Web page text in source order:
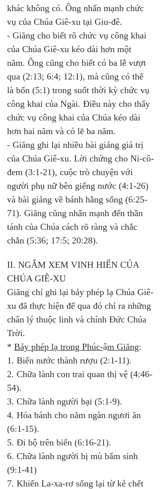
khác không có. Ông nhấn mạnh chức
vụ của Chúa Giê-xu tại Giu-đê.
- Giăng cho biết rõ chức vụ công khai
của Chúa Giê-xu kéo dài hơn một
năm. Ông cũng cho biết có ba lễ vượt
qua (2:13; 6:4; 12:1), mà cũng có thể
là bốn (5:1) trong suốt thời kỳ chức vụ
công khai của Ngài. Điều này cho thấy
chức vụ công khai của Chúa kéo dài
hơn hai năm và có lẽ ba năm.
- Giăng ghi lại nhiều bài giảng giá trị
của Chúa Giê-xu. Lời chứng cho Ni-cô-
đem (3:1-21), cuộc trò chuyện với
người phụ nữ bên giếng nước (4:1-26)
và bài giảng về bánh hằng sống (6:25-
71). Giăng cũng nhấn mạnh đến thần
tánh của Chúa cách rõ ràng và chắc
chắn (5:36; 17:5; 20:28).
II. NGẮM XEM VINH HIỂN CỦA
CHÚA GIÊ-XU
Giăng chỉ ghi lại bảy phép lạ Chúa Giê-
xu đã thực hiện để qua đó chỉ ra những
chân lý thuộc linh và chính Đức Chúa
Trời.
* Bảy phép lạ trong Phúc-âm Giăng:
1. Biến nước thành rượu (2:1-11).
2. Chữa lành con trai quan thị vệ (4:46-
54).
3. Chữa lành người bại (5:1-9).
4. Hóa bánh cho năm ngàn ngươi ăn
(6:1-15).
5. Đi bộ trên biển (6:16-21).
6. Chữa lành người bị mù bẩm sinh
(9:1-41)
7. Khiến La-xa-rơ sống lại từ kẻ chết